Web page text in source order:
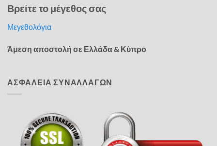
Βρείτε το μέγεθος σας
Μεγεθολόγια
Άμεση αποστολή σε Ελλάδα & Κύπρο
ΑΣΦΑΛΕΙΑ ΣΥΝΑΛΛΑΓΩΝ